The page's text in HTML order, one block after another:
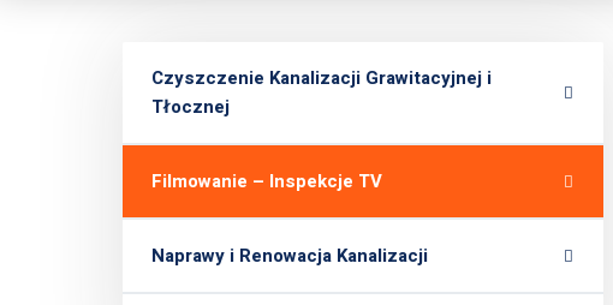
Czyszczenie Kanalizacji Grawitacyjnej i
Tłocznej
Filmowanie – Inspekcje TV
Naprawy i Renowacja Kanalizacji